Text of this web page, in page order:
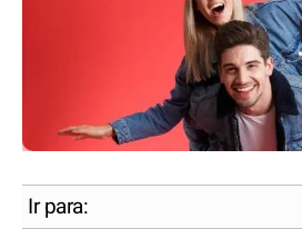
Ir para: